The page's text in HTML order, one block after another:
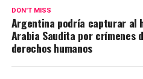
DON'T MISS
Argentina podría capturar al
Arabia Saudita por crímenes
derechos humanos